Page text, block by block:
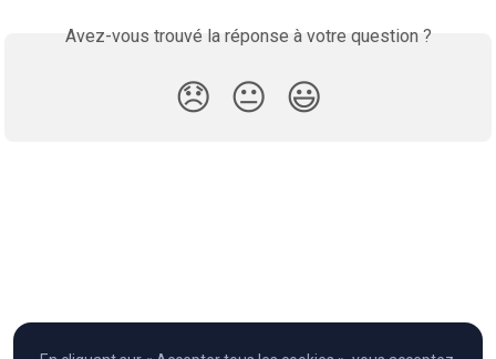
Avez-vous trouvé la réponse à votre question ?
😞 😐 😃